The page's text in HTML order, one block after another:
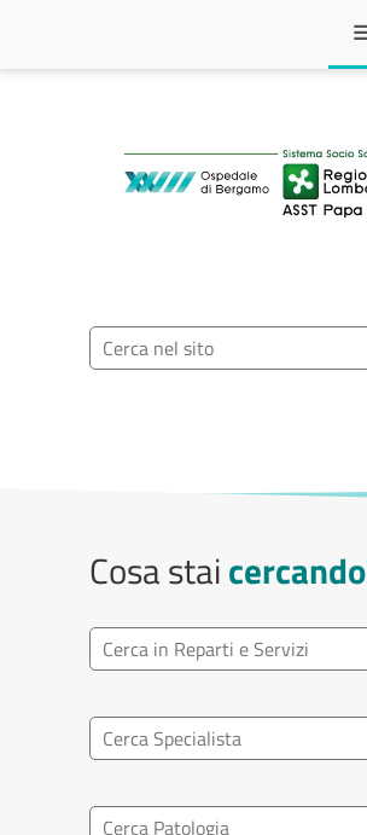
ASST
Ricerca nel sito
Cosa stai
Ricerca reparto
Ricerca specialisti
Ricerca nel patologia